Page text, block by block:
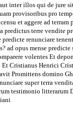
inter illos qui de jure
provisoribus pro
et aggere ad
predictus terre vendite
renunciare
ad opus mense
volentes Et
Cristianus Henrici
Promittens domino
super terra
testimonio